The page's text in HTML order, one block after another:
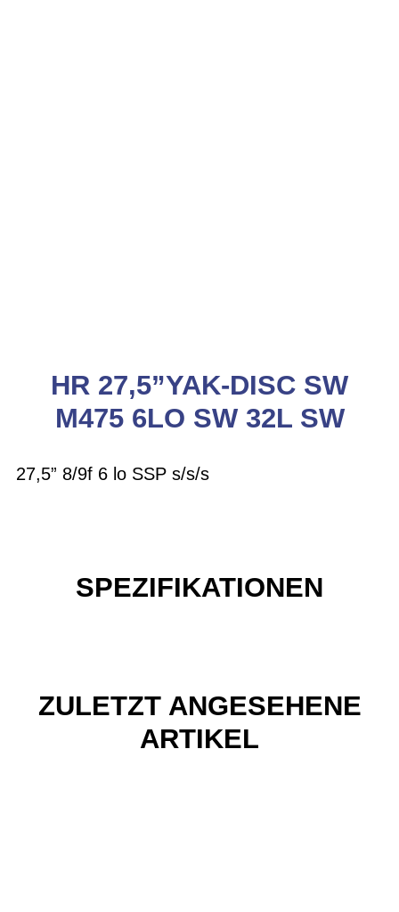
HR 27,5”YAK-DISC SW
M475 6LO SW 32L SW
27,5” 8/9f 6 lo SSP s/s/s
SPEZIFIKATIONEN
ZULETZT ANGESEHENE
ARTIKEL